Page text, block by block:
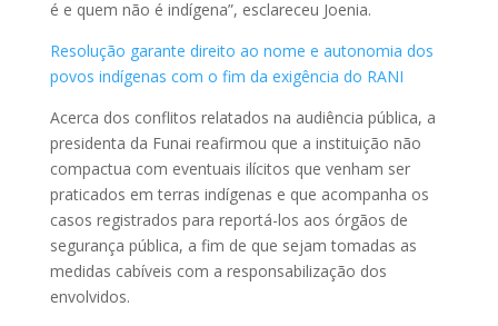
é e quem não é indígena”, esclareceu Joenia.
Resolução garante direito ao nome e autonomia dos
povos indígenas com o fim da exigência do RANI
Acerca dos conflitos relatados na audiência pública, a
presidenta da Funai reafirmou que a instituição não
compactua com eventuais ilícitos que venham ser
praticados em terras indígenas e que acompanha os
casos registrados para reportá-los aos órgãos de
segurança pública, a fim de que sejam tomadas as
medidas cabíveis com a responsabilização dos
envolvidos.